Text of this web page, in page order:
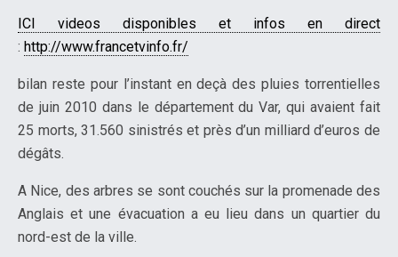
ICI videos disponibles et infos en direct
: http://www.francetvinfo.fr/
bilan reste pour l’instant en deçà des pluies torrentielles
de juin 2010 dans le département du Var, qui avaient fait
25 morts, 31.560 sinistrés et près d’un milliard d’euros de
dégâts.
A Nice, des arbres se sont couchés sur la promenade des
Anglais et une évacuation a eu lieu dans un quartier du
nord-est de la ville.